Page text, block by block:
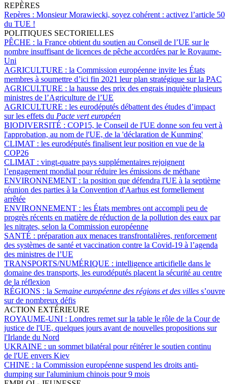
REPÈRES
Repères : Monsieur Morawiecki, soyez cohérent : activez l’article 50
du TUE !
POLITIQUES SECTORIELLES
PÊCHE : la France obtient du soutien au Conseil de l’UE sur le
nombre insuffisant de licences de pêche accordées par le Royaume-
Uni
AGRICULTURE : la Commission européenne invite les États
membres à soumettre d’ici fin 2021 leur plan stratégique sur la PAC
AGRICULTURE : la hausse des prix des engrais inquiète plusieurs
ministres de l’Agriculture de l’UE
AGRICULTURE : les eurodéputés débattent des études d’impact
sur les effets du Pacte vert européen
BIODIVERSITÉ : COP15, le Conseil de l'UE donne son feu vert à
l'approbation, au nom de l'UE, de la 'déclaration de Kunming'
CLIMAT : les eurodéputés finalisent leur position en vue de la
COP26
CLIMAT : vingt-quatre pays supplémentaires rejoignent
l’engagement mondial pour réduire les émissions de méthane
ENVIRONNEMENT : la position que défendra l'UE à la septième
réunion des parties à la Convention d'Aarhus est formellement
arrêtée
ENVIRONNEMENT : les États membres ont accompli peu de
progrès récents en matière de réduction de la pollution des eaux par
les nitrates, selon la Commission européenne
SANTÉ : préparation aux menaces transfrontalières, renforcement
des systèmes de santé et vaccination contre la Covid-19 à l’agenda
des ministres de l’UE
TRANSPORTS/NUMÉRIQUE : intelligence articifielle dans le
domaine des transports, les eurodéputés placent la sécurité au centre
de la réflexion
RÉGIONS : la Semaine européenne des régions et des villes s’ouvre
sur de nombreux défis
ACTION EXTÉRIEURE
ROYAUME-UNI : Londres remet sur la table le rôle de la Cour de
justice de l'UE, quelques jours avant de nouvelles propositions sur
l'Irlande du Nord
UKRAINE : un sommet bilatéral pour réitérer le soutien continu
de l'UE envers Kiev
CHINE : la Commission européenne suspend les droits anti-
dumping sur l'aluminium chinois pour 9 mois